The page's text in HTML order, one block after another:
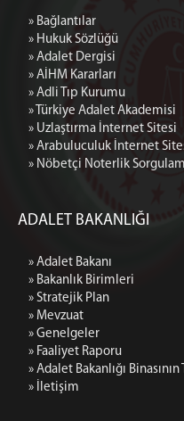
» Bağlantılar
» Hukuk Sözlüğü
» Adalet Dergisi
» AİHM Kararları
» Adli Tıp Kurumu
» Türkiye Adalet Akademisi
» Uzlaştırma İnternet Sitesi
» Arabuluculuk İnternet
» Nöbetçi Noterlik
ADALET BAKANLIĞI
» Adalet Bakanı
» Bakanlık Birimleri
» Stratejik Plan
» Mevzuat
» Genelgeler
» Faaliyet Raporu
» Adalet Bakanlığı Binasının
» İletişim